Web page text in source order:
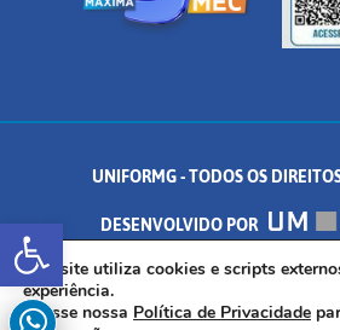
Abrir a barra de
UNIFORMG - TODOS OS
DESENVOLVIDO POR
AV. DR. ARNALDO DE SENNA, 328 -
35.574.530
Este site utiliza cookies e scripts
experiência.
Acesse nossa Política de Privacidade